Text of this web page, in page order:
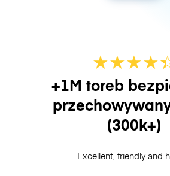
★★★★
+1M toreb
(300k+)
Excellent, friendly and